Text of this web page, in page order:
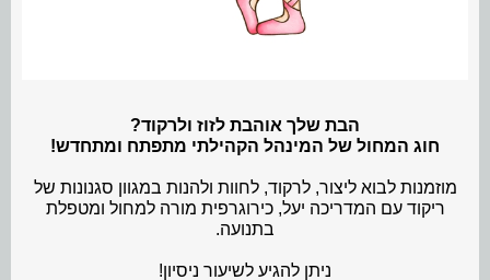
הבת שלך אוהבת לזוז ולרקוד?
חוג המחול של המינהל הקהילתי מתפתח ומתחדש!
מוזמנות לבוא ליצור, לרקוד, לחוות ולהנות במגוון סגנונות של
ריקוד עם המדריכה יעל, כירוגרפית מורה למחול ומטפלת
בתנועה.
ניתן להגיע לשיעור ניסיון!